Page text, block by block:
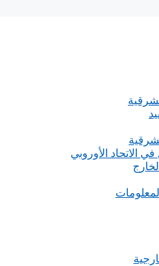
الاتحاد الأوروبي